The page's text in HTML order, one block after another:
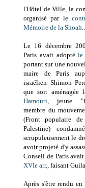
l'Hôtel de Ville, la
organisé par le
Mémoire de la Shoah
Le 16 décembre
Paris avait adoptéle
portant sur une
maire de Paris
israélien Shimon
que soit
Hamouri , jeune
membre du
(Front populaire
Palestine)
scrupuleusement le
avoir projeté d'y
Conseil de Paris
XVIe arr. , faisant
Après s'être rendu en